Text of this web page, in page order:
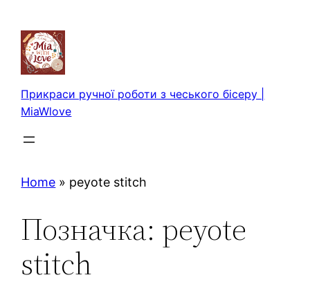
вмісту
Прикраси ручної роботи з чеського бісеру |
MiaWlove
Home » peyote stitch
Позначка: peyote
stitch